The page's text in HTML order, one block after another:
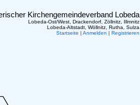
Kirchengemeindeverband Lobeda
Lobeda-Ost/West, Drackendorf, Zöllnitz, Illmnitz
Lobeda-Altstadt, Wöllnitz, Rutha, Sulza
Startseite | Anmelden | Registrieren